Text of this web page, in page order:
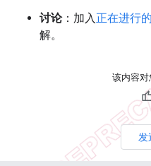
讨论：加入 正在进行
解。
该内容对
发